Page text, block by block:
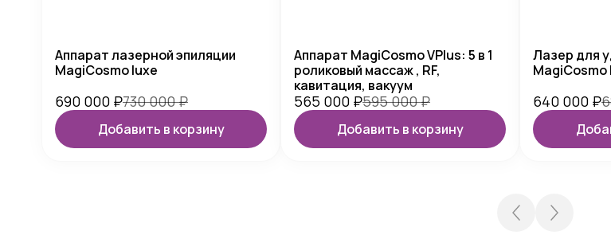
Аппарат лазерной эпиляции
MagiCosmo luxe
690 000 ₽730 000₽
Добавить в корзину
Аппарат MagiCosmo VPlus: 5 в 1
роликовый массаж , RF,
кавитация, вакуум
565 000 ₽595 000₽
Добавить в корзину
Лазер для
MagiCosmo
640 000 ₽